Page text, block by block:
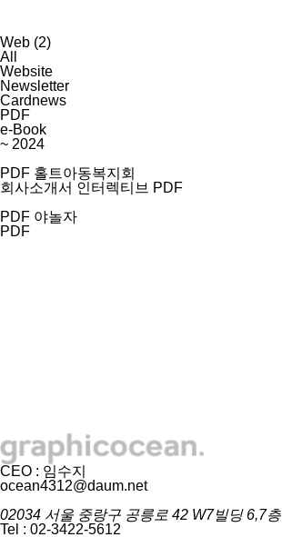
Web (2)
All
Website
Newsletter
Cardnews
PDF
e-Book
~ 2024
PDF 홀트아동복지회
회사소개서 인터렉티브 PDF
PDF 야놀자
PDF
CEO : 임수지
ocean4312@daum.net
02034 서울 중랑구 공릉로 42 W7빌딩 6,7층
Tel : 02-3422-5612